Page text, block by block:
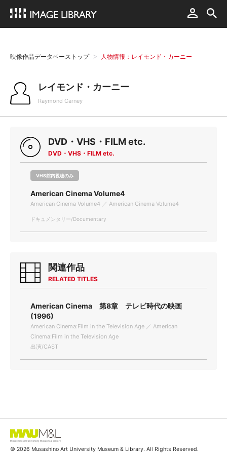
映像作品データベーストップ 人物情報：レイモンド・カーニー
レイモンド・カーニー
Raymond Carney
DVD・VHS・FILM etc.
DVD・VHS・FILM etc.
VHS館内視聴のみ
American Cinema Volume4
American Cinema Volume4 ／ American Cinema Volume4
ドキュメンタリー/Documentary
関連作品
RELATED TITLES
American Cinema 第8章 テレビ時代の映画
(1996)
American Cinema:Film in the Television Age ／ American
Cinema:Film in the Television Age
出演/CAST
© 2026 Musashino Art University Museum & Library. All Rights Reserved.